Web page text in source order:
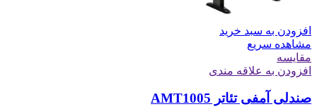
افزودن به سبد خرید
مشاهده سریع
مقایسه
افزودن به علاقه مندی
صندلی آمفی تئاتر AMT1005